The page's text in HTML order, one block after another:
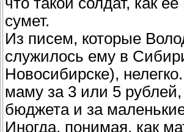
сумет.
Из писем, которые
служилось ему в
Новосибирске),
маму за 3 или 5 рублей,
бюджета и за
Иногда, понимая, как